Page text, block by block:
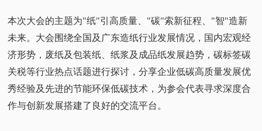
本次大会的主题为"纸"引高质量、"碳"索新征程、"智"造新
未来。大会围绕全国及广东造纸行业发展情况，国内宏观经
济形势，废纸及包装纸、纸浆及成品纸发展趋势，碳标签碳
关税等行业热点话题进行探讨，分享企业低碳高质量发展优
秀经验及先进的节能环保低碳技术，为参会代表寻求深度合
作与创新发展搭建了良好的交流平台。